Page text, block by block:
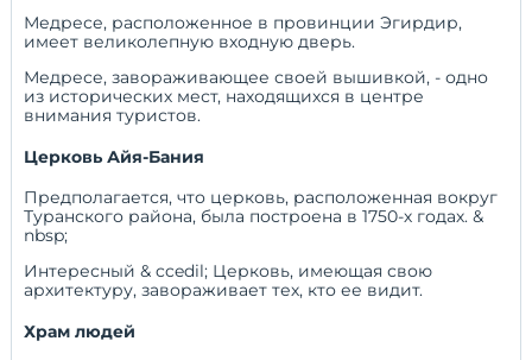
Медресе, расположенное в провинции Эгирдир,
имеет великолепную входную дверь.
Медресе, завораживающее своей вышивкой, - одно
из исторических мест, находящихся в центре
внимания туристов.
Церковь Айя-Бания
Предполагается, что церковь, расположенная вокруг
Туранского района, была построена в 1750-х годах. &
nbsp;
Интересный & ccedil; Церковь, имеющая свою
архитектуру, завораживает тех, кто ее видит.
Храм людей